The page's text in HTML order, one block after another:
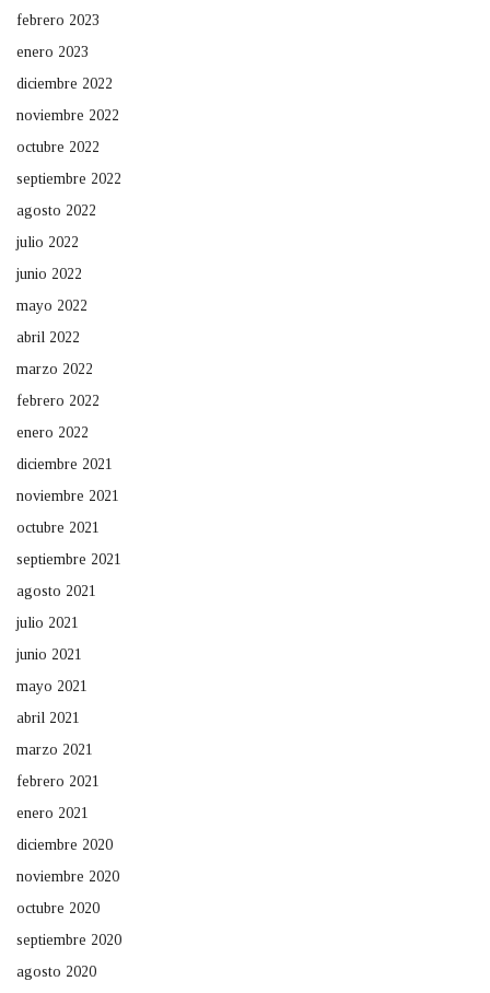
febrero 2023
enero 2023
diciembre 2022
noviembre 2022
octubre 2022
septiembre 2022
agosto 2022
julio 2022
junio 2022
mayo 2022
abril 2022
marzo 2022
febrero 2022
enero 2022
diciembre 2021
noviembre 2021
octubre 2021
septiembre 2021
agosto 2021
julio 2021
junio 2021
mayo 2021
abril 2021
marzo 2021
febrero 2021
enero 2021
diciembre 2020
noviembre 2020
octubre 2020
septiembre 2020
agosto 2020